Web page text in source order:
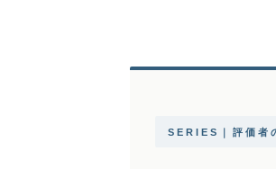
SERIES｜評価者